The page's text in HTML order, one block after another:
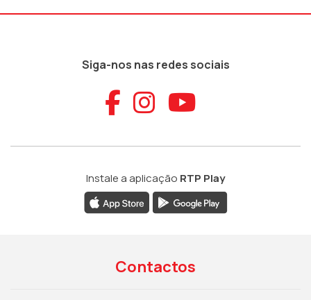
Siga-nos nas redes sociais
Aceder ao
Aceder ao
Aceder
Instale a aplicação RTP Play
Contactos